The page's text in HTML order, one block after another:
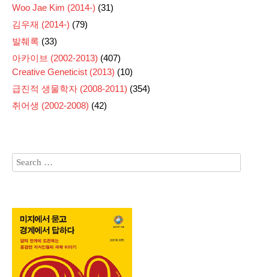
Woo Jae Kim (2014-) (31)
김우재 (2014-) (79)
발췌록 (33)
아카이브 (2002-2013) (407)
Creative Geneticist (2013) (10)
급진적 생물학자 (2008-2011) (354)
취어생 (2002-2008) (42)